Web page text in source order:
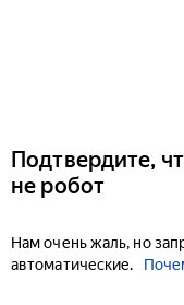
Подтвердите,
не робот
Нам очень жаль, но
автоматические.